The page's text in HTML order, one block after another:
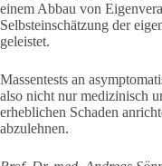
einem Abbau von
Selbsteinschätzung der
geleistet.
Massentests an
also nicht nur medizinisch
erheblichen Schaden
abzulehnen.